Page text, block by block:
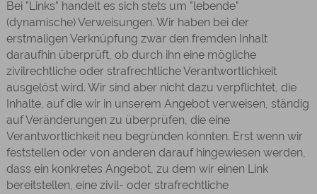
Bei "Links" handelt es sich stets um "lebende"
(dynamische) Verweisungen. Wir haben bei der
erstmaligen Verknüpfung zwar den fremden Inhalt
daraufhin überprüft, ob durch ihn eine mögliche
zivilrechtliche oder strafrechtliche Verantwortlichkeit
ausgelöst wird. Wir sind aber nicht dazu verpflichtet, die
Inhalte, auf die wir in unserem Angebot verweisen, ständig
auf Veränderungen zu überprüfen, die eine
Verantwortlichkeit neu begründen könnten. Erst wenn wir
feststellen oder von anderen darauf hingewiesen werden,
dass ein konkretes Angebot, zu dem wir einen Link
bereitstellen, eine zivil- oder strafrechtliche